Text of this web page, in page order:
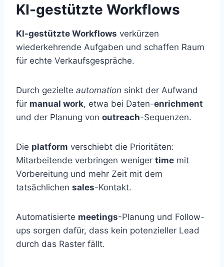
KI-gestützte Workflows
KI-gestützte Workflows verkürzen
wiederkehrende Aufgaben und schaffen Raum
für echte Verkaufsgespräche.
Durch gezielte automation sinkt der Aufwand
für manual work, etwa bei Daten-enrichment
und der Planung von outreach-Sequenzen.
Die platform verschiebt die Prioritäten:
Mitarbeitende verbringen weniger time mit
Vorbereitung und mehr Zeit mit dem
tatsächlichen sales-Kontakt.
Automatisierte meetings-Planung und Follow-
ups sorgen dafür, dass kein potenzieller Lead
durch das Raster fällt.